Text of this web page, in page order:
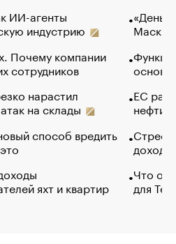
ИИ-агенты
индустрию
Почему компании
сотрудников
нарастил
на склады
способ вредить
яхт и квартир
Маск в
основ
ЕС
нефти
Что
для